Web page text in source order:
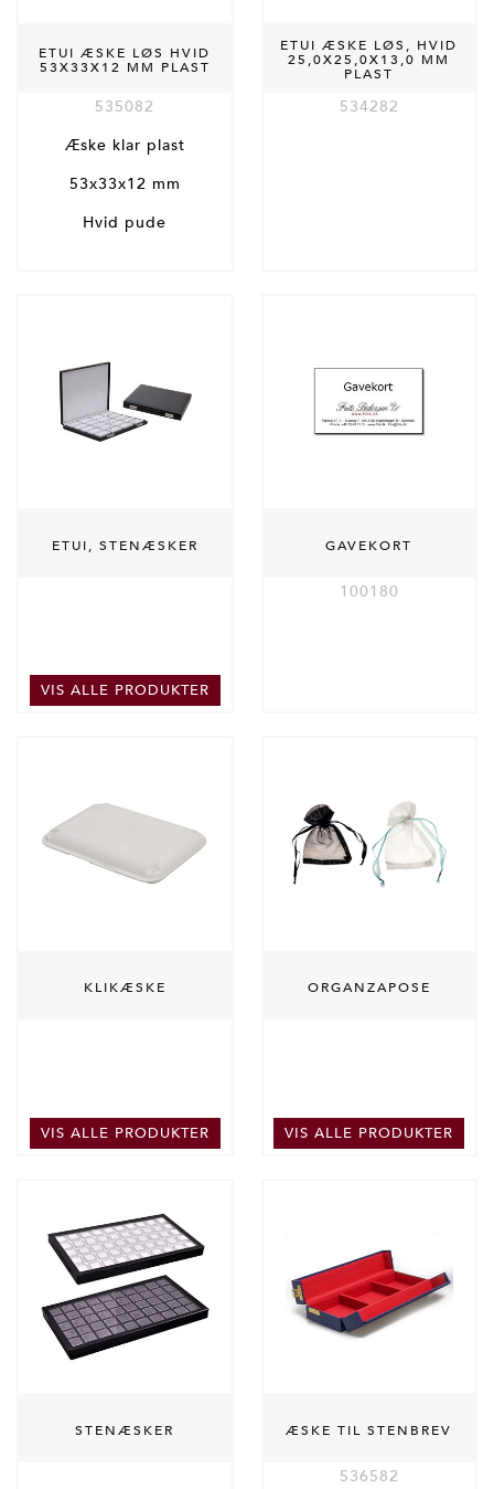
ETUI ÆSKE LØS HVID
53X33X12 MM PLAST
535082
Æske klar plast
53x33x12 mm
Hvid pude
ETUI ÆSKE LØS, HVID
25,0X25,0X13,0 MM
PLAST
534282
ETUI, STENÆSKER
VIS ALLE PRODUKTER
GAVEKORT
100180
KLIKÆSKE
VIS ALLE PRODUKTER
ORGANZAPOSE
VIS ALLE PRODUKTER
STENÆSKER ÆSKE TIL STENBREV
536582